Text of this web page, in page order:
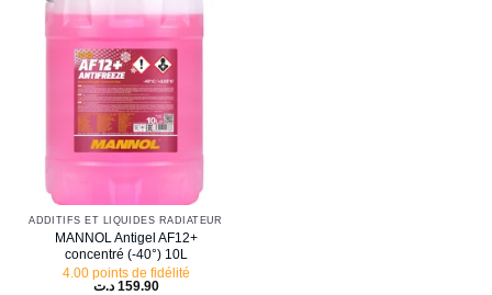
ADDITIFS ET LIQUIDES RADIATEUR
MANNOL Antigel AF12+
concentré (-40°) 10L
4.00 points de fidélité
159.90 د.ت